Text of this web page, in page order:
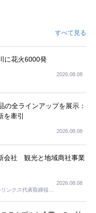
すべて見る
に花火6000発
2026.08.08
の全ラインアップを展示：
牽引
2026.08.08
会社 観光と地域商社事業
ンクス代表取締役社
2026.08.08